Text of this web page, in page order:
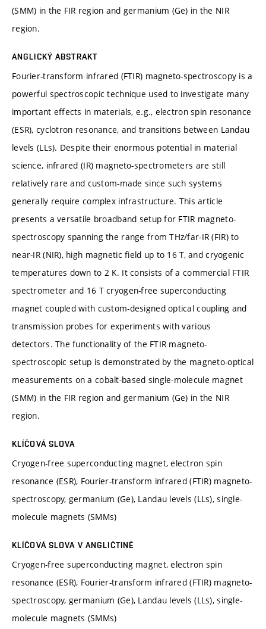
(SMM) in the FIR region and germanium (Ge) in the NIR
region.
ANGLICKÝ ABSTRAKT
Fourier-transform infrared (FTIR) magneto-spectroscopy is a
powerful spectroscopic technique used to investigate many
important effects in materials, e.g., electron spin resonance
(ESR), cyclotron resonance, and transitions between Landau
levels (LLs). Despite their enormous potential in material
science, infrared (IR) magneto-spectrometers are still
relatively rare and custom-made since such systems
generally require complex infrastructure. This article
presents a versatile broadband setup for FTIR magneto-
spectroscopy spanning the range from THz/far-IR (FIR) to
near-IR (NIR), high magnetic field up to 16 T, and cryogenic
temperatures down to 2 K. It consists of a commercial FTIR
spectrometer and 16 T cryogen-free superconducting
magnet coupled with custom-designed optical coupling and
transmission probes for experiments with various
detectors. The functionality of the FTIR magneto-
spectroscopic setup is demonstrated by the magneto-optical
measurements on a cobalt-based single-molecule magnet
(SMM) in the FIR region and germanium (Ge) in the NIR
region.
KLÍČOVÁ SLOVA
Cryogen-free superconducting magnet, electron spin
resonance (ESR), Fourier-transform infrared (FTIR) magneto-
spectroscopy, germanium (Ge), Landau levels (LLs), single-
molecule magnets (SMMs)
KLÍČOVÁ SLOVA V ANGLIČTINĚ
Cryogen-free superconducting magnet, electron spin
resonance (ESR), Fourier-transform infrared (FTIR) magneto-
spectroscopy, germanium (Ge), Landau levels (LLs), single-
molecule magnets (SMMs)